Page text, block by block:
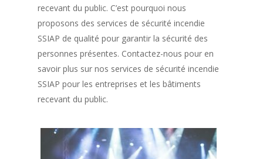
recevant du public. C’est pourquoi nous
proposons des services de sécurité incendie
SSIAP de qualité pour garantir la sécurité des
personnes présentes. Contactez-nous pour en
savoir plus sur nos services de sécurité incendie
SSIAP pour les entreprises et les bâtiments
recevant du public.